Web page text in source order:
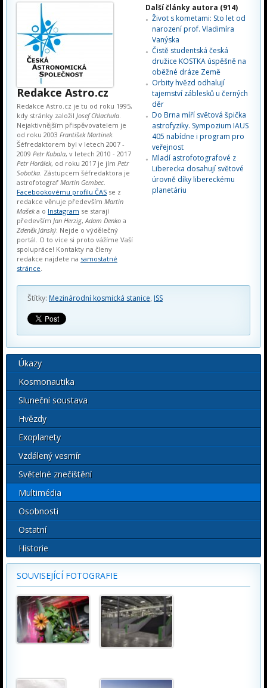
Redakce Astro.cz
Redakce Astro.cz je tu od roku 1995,
kdy stránky založil Josef Chlachula.
Nejaktivnějším přispěvovatelem je
od roku 2003 František Martinek.
Šéfredaktorem byl v letech 2007 -
2009 Petr Kubala, v letech 2010 - 2017
Petr Horálek, od roku 2017 je jím Petr
Sobotka. Zástupcem šéfredaktora je
astrofotograf Martin Gembec.
Facebookovému profilu ČAS se z
redakce věnuje především Martin
Mašeka o Instagram se starají
především Jan Herzig,Adam Denko a
Zdeněk Jánský. Nejde o výdělečný
portál. O to více si proto vážíme Vaší
spolupráce! Kontakty na členy
redakce najdete na samostatné
stránce.
Další články autora (914)
Život s kometami: Sto let od
narození prof. Vladimíra
Vanýska
Čistě studentská česká
družice KOSTKA úspěšně na
oběžné dráze Země
Orbity hvězd odhalují
tajemství záblesků u černých
děr
Do Brna míří světová špička
astrofyziky. Sympozium IAUS
405 nabídne i program pro
veřejnost
Mladí astrofotografové z
Liberecka dosahují světové
úrovně díky libereckému
planetáriu
Štítky: Mezinárodní kosmická stanice, ISS
Úkazy
Kosmonautika
Sluneční soustava
Hvězdy
Exoplanety
Vzdálený vesmír
Světelné znečištění
Multimédia
Osobnosti
Ostatní
Historie
SOUVISEJÍCÍ FOTOGRAFIE